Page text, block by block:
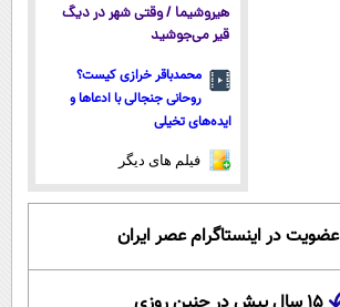
هیروشیما / وقتی شهر در دیگ
قیر می‌جوشید
محمدباقر خرازی کیست؟
روحانی جنجالی با ادعاها و
ایده‌های تخیلی
فیلم های دیگر
عضویت در اینستاگرام عصر ایران